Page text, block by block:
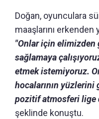
Doğan, oyunculara
maaşlarını erkenden
"Onlar için elimizden
sağlamaya
etmek istemiyoruz.
hocalarının
pozitif atmosferi lige
şeklinde konuştu.